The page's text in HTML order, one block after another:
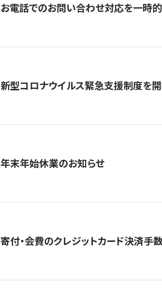
お電話でのお問い合わせ対応を一時
新型コロナウイルス緊急支援制度を
年末年始休業のお知らせ
寄付・会費のクレジットカード決済手